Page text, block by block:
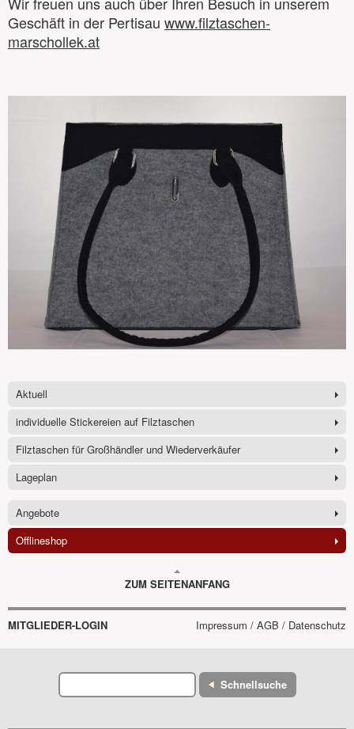
Geschäft in der Pertisau www.filztaschen-
marschollek.at
Aktuell
individuelle Stickereien auf Filztaschen
Filztaschen für Großhändler und Wiederverkäufer
Lageplan
Angebote
Offlineshop
ZUM SEITENANFANG
MITGLIEDER-LOGIN Impressum / AGB / Datenschutz
Schnellsuche